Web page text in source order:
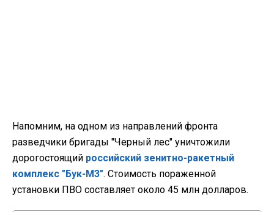
Напомним, на одном из направлений фронта
разведчики бригады "Черный лес" уничтожили
дорогостоящий российский зенитно-ракетный
комплекс "Бук-М3". Стоимость пораженной
установки ПВО составляет около 45 млн долларов.